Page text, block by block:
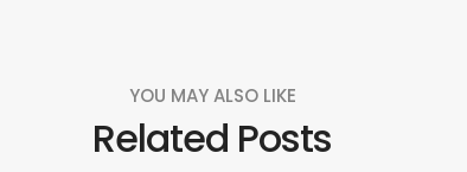
YOU MAY ALSO LIKE
Related Posts